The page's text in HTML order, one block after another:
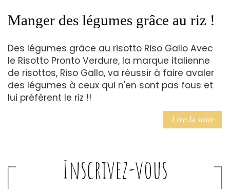
Manger des légumes grâce au riz !
Des légumes grâce au risotto Riso Gallo Avec
le Risotto Pronto Verdure, la marque italienne
de risottos, Riso Gallo, va réussir à faire avaler
des légumes à ceux qui n'en sont pas fous et
lui préfèrent le riz !!
Lire la suite
Inscrivez-vous